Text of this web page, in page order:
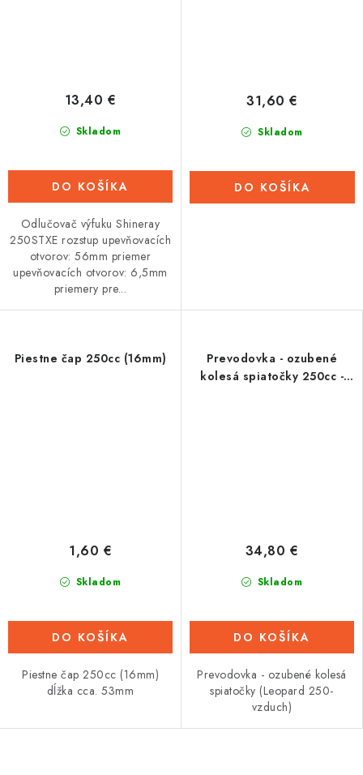
Skladom
13,40 €
DO KOŠÍKA
Odlučovač výfuku Shineray
250STXE rozstup upevňovacích
otvorov: 56mm priemer
upevňovacích otvorov: 6,5mm
priemery pre...
Skladom
31,60 €
DO KOŠÍKA
Piestne čap 250cc (16mm)
Skladom
1,60 €
DO KOŠÍKA
Piestne čap 250cc (16mm)
dĺžka cca. 53mm
Prevodovka - ozubené
kolesá spiatočky 250cc -
Skladom
34,80 €
DO KOŠÍKA
Prevodovka - ozubené kolesá
spiatočky (Leopard 250-
vzduch)